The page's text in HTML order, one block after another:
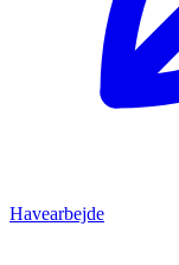
Havearbejde